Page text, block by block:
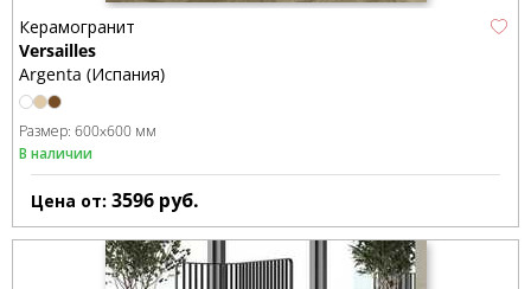
Керамогранит
Versailles
Argenta (Испания)
Размер: 600x600 мм
В наличии
Цена от: 3596 руб.